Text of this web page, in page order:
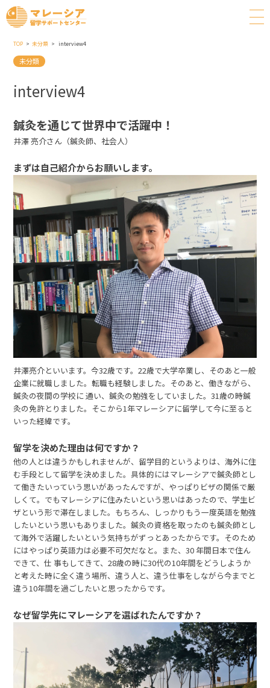
TOP 未分類 interview4
未分類
interview4
鍼灸を通じて世界中で活躍中！
井澤 亮介さん（鍼灸師、社会人）
まずは自己紹介からお願いします。
井澤亮介といいます。今32歳です。22歳で大学卒業し、そのあと一般
企業に就職しました。転職も経験しました。そのあと、働きながら、
鍼灸の夜間の学校に 通い、鍼灸の勉強をしていました。31歳の時鍼
灸の免許とりました。そこから1年マレーシアに留学して今に至ると
いった経緯です。
留学を決めた理由は何ですか？
他の人とは違うかもしれませんが、留学目的というよりは、海外に住
む手段として留学を決めました。具体的にはマレーシアで鍼灸師とし
て働きたいっていう思いがあったんですが、やっぱりビザの関係で厳
しくて。でもマレーシアに住みたいという思いはあったので、学生ビ
ザという形で滞在しました。もちろん、しっかりもう一度英語を勉強
したいという思いもありました。鍼灸の資格を取ったのも鍼灸師とし
て海外で活躍したいという気持ちがずっとあったからです。そのため
にはやっぱり英語力は必要不可欠だなと。また、30 年間日本で住ん
できて、仕 事もしてきて、28歳の時に30代の10年間をどうしようか
と考えた時に全く違う場所、違う人と、違う仕事をしながら今までと
違う10年間を過ごしたいと思ったからです。
なぜ留学先にマレーシアを選ばれたんですか？